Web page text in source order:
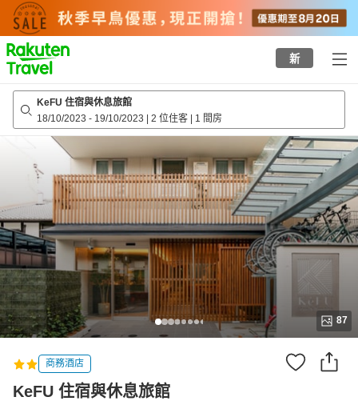
to
top
page
新
KeFU 住宿與休息旅館
18/10/2023 - 19/10/2023 | 2 位住客 | 1 間房
87
商務酒店
KeFU 住宿與休息旅館